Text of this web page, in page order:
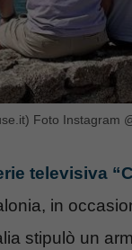
Foto Instagram
televisiva
in
stipulò un